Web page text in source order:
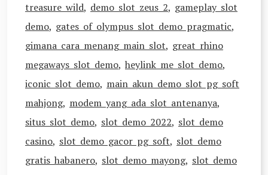
treasure wild, demo slot zeus 2, gameplay slot
demo, gates of olympus slot demo pragmatic,
gimana cara menang main slot, great rhino
megaways slot demo, heylink me slot demo,
iconic slot demo, main akun demo slot pg soft
mahjong, modem yang ada slot antenanya,
situs slot demo, slot demo 2022, slot demo
casino, slot demo gacor pg soft, slot demo
gratis habanero, slot demo mayong, slot demo